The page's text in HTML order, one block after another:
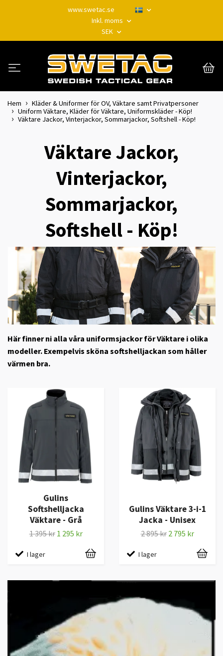
www.swetac.se
Inkl. moms
SEK
Hem
Kläder & Uniformer för OV, Väktare samt Privatpersoner
Uniform Väktare, Kläder för Väktare, Uniformskläder - Köp!
Väktare Jackor, Vinterjackor, Sommarjackor, Softshell - Köp!
Väktare Jackor,
Vinterjackor,
Sommarjackor,
Softshell - Köp!
Här finner ni alla våra uniformsjackor för Väktare i olika
modeller. Exempelvis sköna softshelljackan som håller
värmen bra.
Gulins
Softshelljacka
Väktare - Grå
1 395 kr 1 295 kr
I lager
Gulins Väktare 3-i-1
Jacka - Unisex
2 895 kr 2 795 kr
I lager